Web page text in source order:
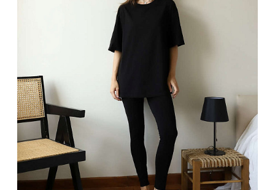
+7 495 401 6950